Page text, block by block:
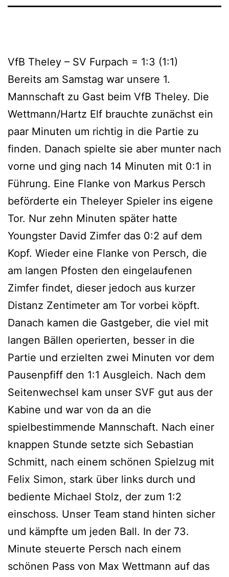
VfB Theley – SV Furpach = 1:3 (1:1)
Bereits am Samstag war unsere 1.
Mannschaft zu Gast beim VfB Theley. Die
Wettmann/Hartz Elf brauchte zunächst ein
paar Minuten um richtig in die Partie zu
finden. Danach spielte sie aber munter nach
vorne und ging nach 14 Minuten mit 0:1 in
Führung. Eine Flanke von Markus Persch
beförderte ein Theleyer Spieler ins eigene
Tor. Nur zehn Minuten später hatte
Youngster David Zimfer das 0:2 auf dem
Kopf. Wieder eine Flanke von Persch, die
am langen Pfosten den eingelaufenen
Zimfer findet, dieser jedoch aus kurzer
Distanz Zentimeter am Tor vorbei köpft.
Danach kamen die Gastgeber, die viel mit
langen Bällen operierten, besser in die
Partie und erzielten zwei Minuten vor dem
Pausenpfiff den 1:1 Ausgleich. Nach dem
Seitenwechsel kam unser SVF gut aus der
Kabine und war von da an die
spielbestimmende Mannschaft. Nach einer
knappen Stunde setzte sich Sebastian
Schmitt, nach einem schönen Spielzug mit
Felix Simon, stark über links durch und
bediente Michael Stolz, der zum 1:2
einschoss. Unser Team stand hinten sicher
und kämpfte um jeden Ball. In der 73.
Minute steuerte Persch nach einem
schönen Pass von Max Wettmann auf das